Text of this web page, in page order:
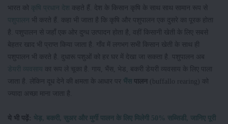
भारत को कृषि प्रधान देश कहते हैं. देश के किसान कृषि के साथ साथ सामान रूप से
पशुपालन भी करते हैं. कहा भी जाता है कि कृषि और पशुपालन एक दुसरे का पूरक होता
है. पशुपालन से जहाँ एक ओर दुग्ध उत्पादन होता है, वहीं किसानी खेती के लिए सबसे
बेहतर खाद भी प्राप्त किया जाता है. गाँव में लगभग सभी किसान खेती के साथ ही
पशुपालन भी करते है. दुधारू पशुओं को हर घर में देखा जा सकता है. पशुपालन अब
डेयरी व्यवसाय
का रूप ले चूका है. गाय, भैंस, भेड, बकरी डेयरी व्यवसाय के लिए पाला
जाता है. लेकिन दूध देने की क्षमता के आधार पर भैंसपालन (buffallo rearing) को
ज्यादा अच्छा माना जाता है.
ये भी पढ़ें: भेड़, बकरी, सुअर और मुर्गी पालन के लिए मिलेगी 50% सब्सिडी, जानिए पूरी